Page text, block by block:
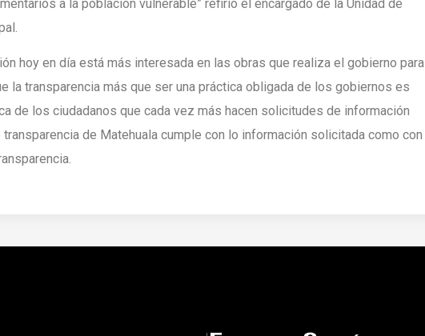
a la población vulnerable” refirió el encargado de la Unidad de
hoy en día está más interesada en las obras que realiza el gobierno para
la transparencia más que ser una práctica obligada de los gobiernos es
de los ciudadanos que cada vez más hacen solicitudes de información
de Matehuala cumple con lo información solicitada como con